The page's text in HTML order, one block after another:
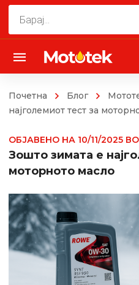
Почетна Блог
најголемиот тест за
ОБЈАВЕНО НА 10/11/2025 ВО
Зошто зимата е
моторното масло